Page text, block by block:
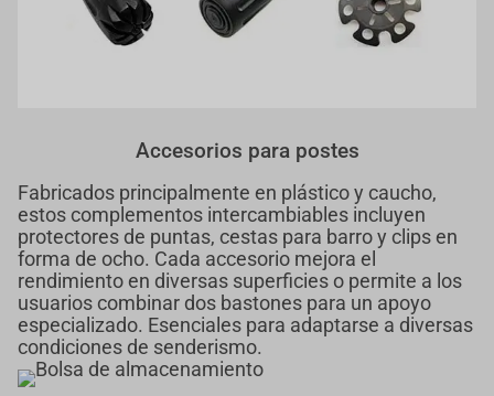
Accesorios para postes
Fabricados principalmente en plástico y caucho,
estos complementos intercambiables incluyen
protectores de puntas, cestas para barro y clips en
forma de ocho. Cada accesorio mejora el
rendimiento en diversas superficies o permite a los
usuarios combinar dos bastones para un apoyo
especializado. Esenciales para adaptarse a diversas
condiciones de senderismo.